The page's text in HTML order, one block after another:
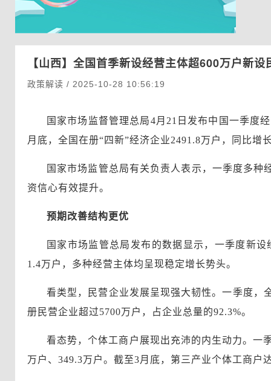
【山西】 全国首季新设经营主体超600万户新
政策解读 / 2025-10-28 10:56:19
国家市场监督管理总局4月21日发布中国一季度
月底，全国在册“四新”经济企业2491.8万户，同比
国家市场监管总局有关负责人表示，一季度多
资信心有效提升。
预期改善结构更优
国家市场监管总局发布的数据显示，一季度新
1.4万户，多种经营主体均呈现稳定增长势头。
看类型，民营企业发展呈现强大韧性。一季度，
册民营企业超过5700万户，占企业总量的92.3%。
看态势，个体工商户展现出充沛的内生动力。一
万户、349.3万户。截至3月底，第三产业个体工商